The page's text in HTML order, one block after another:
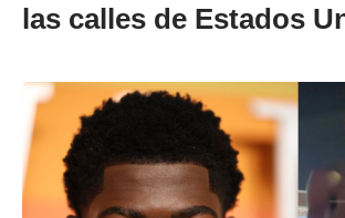
las calles de Estados